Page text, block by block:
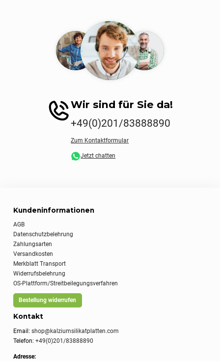
Wir sind für Sie da!
+49(0)201/83888890
Zum Kontaktformular
Jetzt chatten
Kundeninformationen
AGB
Datenschutzbelehrung
Zahlungsarten
Versandkosten
Merkblatt Transport
Widerrufsbelehrung
OS-Plattform/Streitbeilegungsverfahren
Bestellung widerrufen
Kontakt
Email:shop@kalziumsilikatplatten.com
Telefon:+49(0)201/83888890
Adresse: